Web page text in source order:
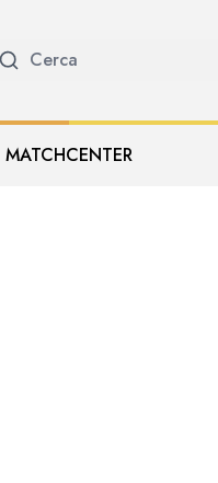
MATCHCENTER